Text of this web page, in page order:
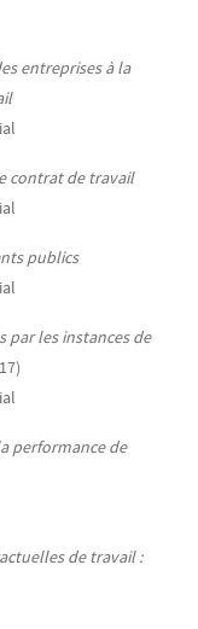
entreprises à la
contrat de travail
publics
par les instances de
performance de
de travail :